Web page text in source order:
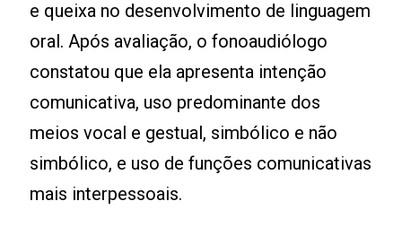
e queixa no desenvolvimento de linguagem
oral. Após avaliação, o fonoaudiólogo
constatou que ela apresenta intenção
comunicativa, uso predominante dos
meios vocal e gestual, simbólico e não
simbólico, e uso de funções comunicativas
mais interpessoais.